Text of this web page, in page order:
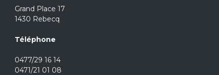
Grand Place 17
1430 Rebecq
Téléphone
0477/29 16 14
0471/21 01 08